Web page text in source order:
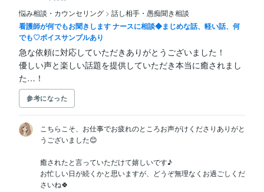
悩み相談・カウンセリング > 話し相手・愚痴聞き相談
看護師が何でもお聞きします ナースに相談◆まじめな話、軽い話、何
でも♡ボイスサンプルあり
急な依頼に対応していただきありがとうございました！
優しい声と楽しい話題を提供していただき本当に癒されまし
た…！
参考になった
こちらこそ、お仕事でお疲れのところお声がけくださりありがと
うございました😊
癒されたと言っていただけて嬉しいです♪
お忙しい日が続くかと思いますが、どうぞ無理なくお過ごしくだ
さいね🍀